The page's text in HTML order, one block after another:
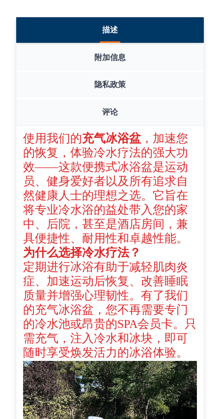
描述
附加信息
隐私政策
评论
使用我们的充气冰浴盆 ，加速您
的恢复，体验冷水疗法的强大功
效——这款便携式冰浴盆是运动
员、健身爱好者以及所有追求自
然健康人士的理想之选。它旨在
将专业冷水浴的益处带入您的家
中、后院，甚至是酒店房间，兼
具便捷性、耐用性和卓越性能。
为什么选择冷水疗法？
定期进行冰浴有助于减轻肌肉炎
症、加速运动后恢复、改善睡眠
质量并增强心理韧性。有了我们
的充气冰浴盆，您不再需要专门
的冷水池或昂贵的SPA会员卡。只
需充气，注入冷水和冰块，即可
随时享受焕发活力的冰浴体验。